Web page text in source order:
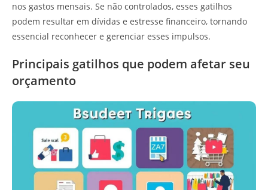
nos gastos mensais. Se não controlados, esses gatilhos
podem resultar em dívidas e estresse financeiro, tornando
essencial reconhecer e gerenciar esses impulsos.
Principais gatilhos que podem afetar seu
orçamento